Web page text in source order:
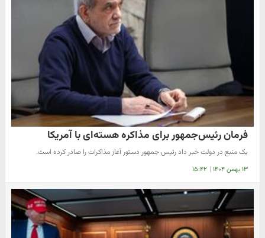
فرمان رئیس‌جمهور برای مذاکره هسته‌ای با آمریکا
یک منبع در دولت خبر داد رئیس جمهور دستور آغاز مذاکرات را صادر کرده است.
۱۳ بهمن ۱۴۰۴ | ۱۵:۴۲